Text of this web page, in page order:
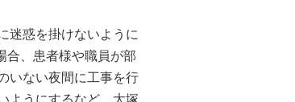
迷惑を掛けないように
合、患者様や職員が部
いない夜間に工事を行
ようにするなど、大塚